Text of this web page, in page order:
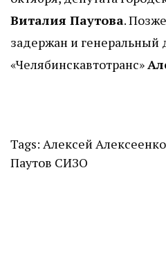
Виталия Паутова.
задержан и генеральный
«Челябинскавтотранс»
Tags: Алексей Алексеенко
Паутов СИЗО